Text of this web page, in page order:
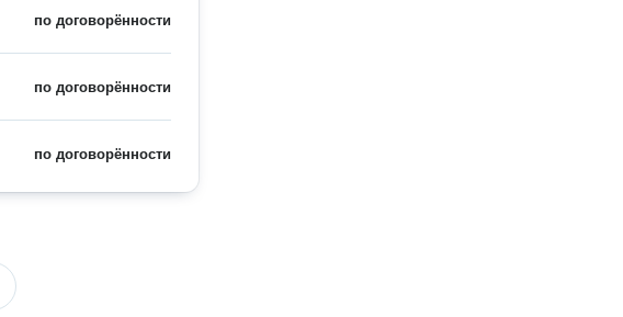
по договорённости
по договорённости
по договорённости